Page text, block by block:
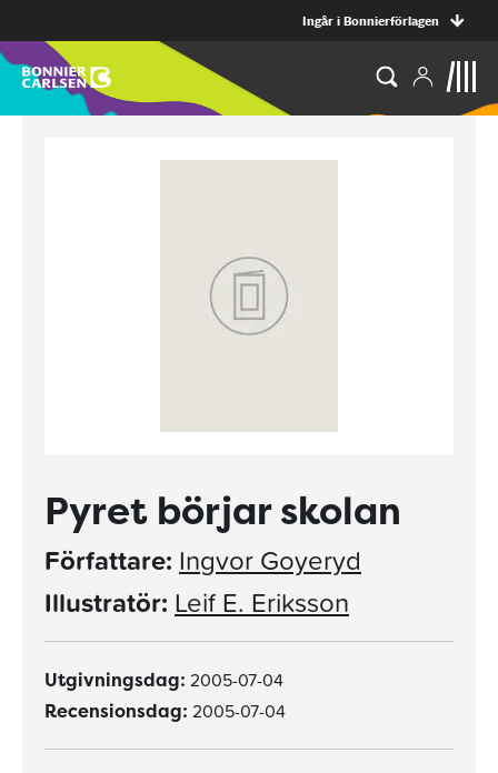
Ingår i Bonnierförlagen
Pyret börjar skolan
Författare: Ingvor Goyeryd
Illustratör: Leif E. Eriksson
Utgivningsdag: 2005-07-04
Recensionsdag: 2005-07-04